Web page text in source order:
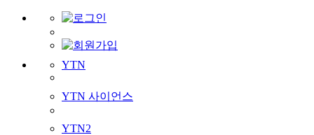
YTN
YTN 사이언스
YTN2